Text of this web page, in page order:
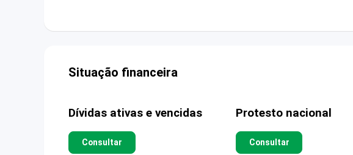
Situação financeira
Dívidas ativas e vencidas
Consultar
Protesto nacional
Consultar